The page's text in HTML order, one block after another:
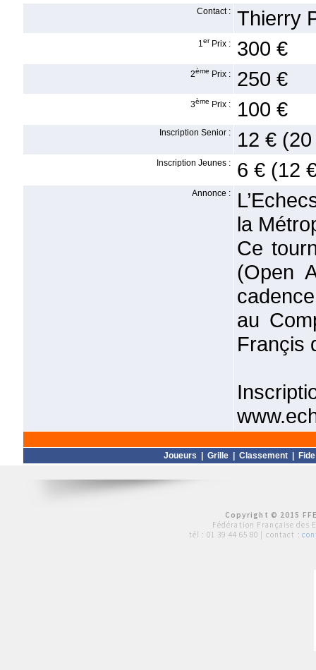
Contact : Thierry
1er Prix : 300 €
2ème Prix : 250 €
3ème Prix : 100 €
Inscription Senior : 12 €
Inscription Jeunes : 6 € (12
Annonce :
la
Ce
(Open
au
Françis
Joueurs Grille Classement Fide
Copyright © 2015
Fédération Française des
tél : 01 39 44 65 80 | contact :